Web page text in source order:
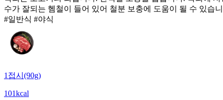
수가 잘되는 헴철이 들어 있어 철분 보충에 도움이 될 수 있습
#일반식 #야식
1접시(90g)
101kcal